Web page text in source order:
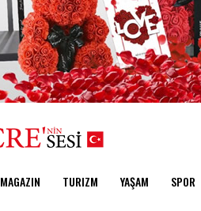
MAGAZIN TURIZM YAŞAM SPOR